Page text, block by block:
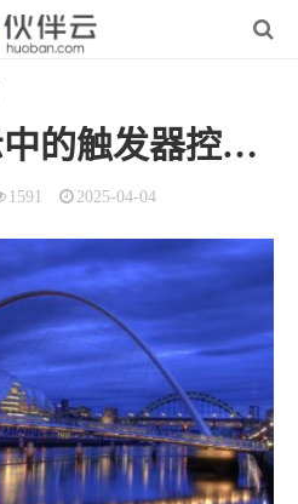
利用WPS演示中的触发器控制板书内容的方法（wps中触发器怎么设置）
1591 2025-04-04